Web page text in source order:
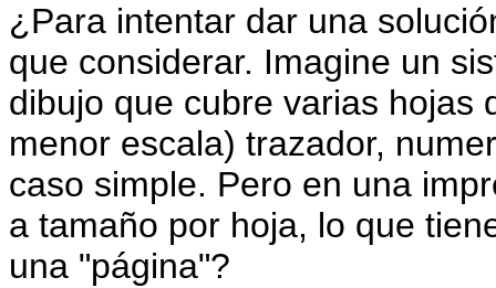
¿Para intentar dar una
que considerar. Imagine un
dibujo que cubre varias hojas
menor escala) trazador,
caso simple. Pero en una
a tamaño por hoja, lo que
una "página"?